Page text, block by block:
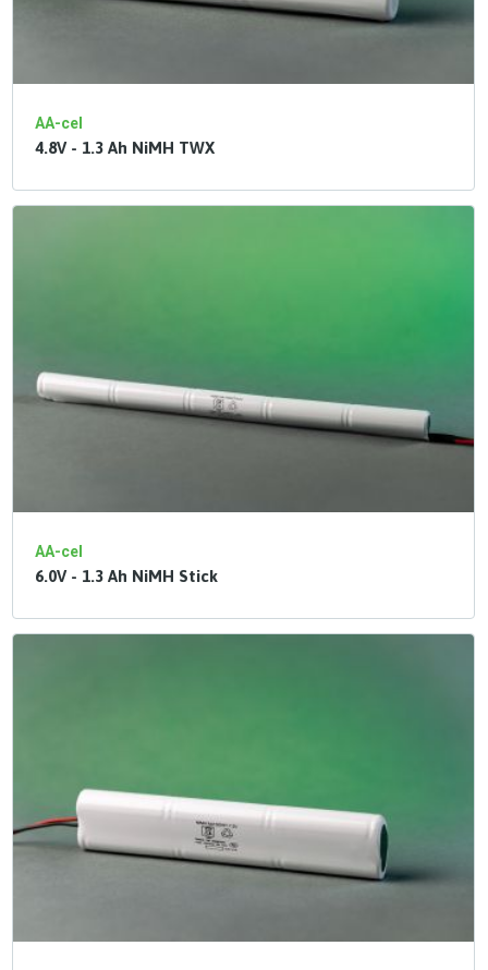
AA-cel
4.8V - 1.3 Ah NiMH TWX
AA-cel
6.0V - 1.3 Ah NiMH Stick